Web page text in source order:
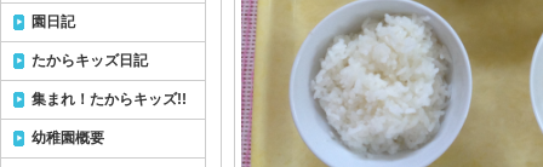
園日記
たからキッズ日記
集まれ！たからキッズ!!
幼稚園概要